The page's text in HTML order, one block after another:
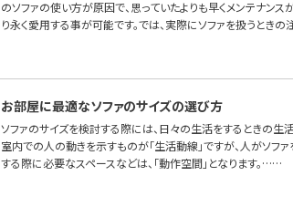
のソファの使い方が原因で、思っていたよりも早くメンテナン
り永く愛用する事が可能です。では、実際にソファを扱うとき
お部屋に最適なソファのサイズの選び方
ソファのサイズを検討する際には、日々の生活をするときの生
室内での人の動きを示すものが「生活動線」ですが、人がソフ
する際に必要なスペースなどは、「動作空間」となります。……